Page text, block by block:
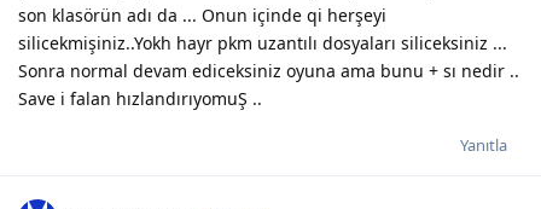
son klasörün adı da ... Onun içinde qi herşeyi
silicekmişiniz..Yokh hayr pkm uzantılı dosyaları siliceksiniz ...
Sonra normal devam ediceksiniz oyuna ama bunu + sı nedir ..
Save i falan hızlandırıyomuŞ ..
Yanıtla